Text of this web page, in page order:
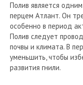
Полив является
перцем Атлант. Он
особенно в период
Полив следует
почвы и климата. В
уменьшить, чтобы
развития гнили.